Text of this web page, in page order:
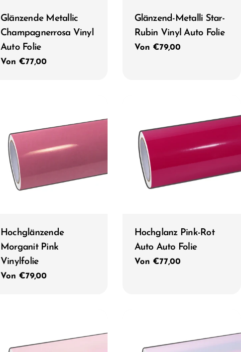
Typ:
Glänzende Metallic
Champagnerrosa Vinyl
Auto Folie
Regulärer
Von €77,00
Typ:
Glänzend-Metalli Star-
Rubin Vinyl Auto Folie
Regulärer
Von €79,00
Typ:
Hochglänzende
Morganit Pink
Vinylfolie
Regulärer
Von €79,00
Typ:
Hochglanz Pink-Rot
Auto Auto Folie
Regulärer
Von €77,00